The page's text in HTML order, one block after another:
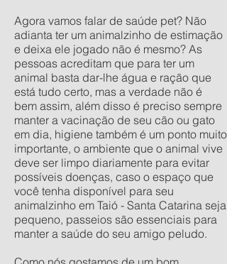
Agora vamos falar de saúde pet? Não
adianta ter um animalzinho de estimação
e deixa ele jogado não é mesmo? As
pessoas acreditam que para ter um
animal basta dar-lhe água e ração que
está tudo certo, mas a verdade não é
bem assim, além disso é preciso sempre
manter a vacinação de seu cão ou gato
em dia, higiene também é um ponto muito
importante, o ambiente que o animal vive
deve ser limpo diariamente para evitar
possíveis doenças, caso o espaço que
você tenha disponível para seu
animalzinho em Taió - Santa Catarina seja
pequeno, passeios são essenciais para
manter a saúde do seu amigo peludo.